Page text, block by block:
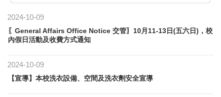
2024-10-09
〖General Affairs Office Notice 交管〗10月11-13日(五六日)，校
內假日活動及收費方式通知
2024-10-09
【宣導】本校洗衣設備、空間及洗衣劑安全宣導